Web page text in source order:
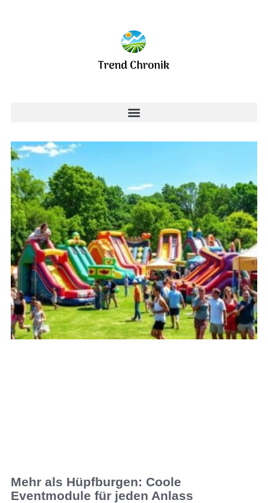
Mehr als Hüpfburgen: Coole
Eventmodule für jeden Anlass